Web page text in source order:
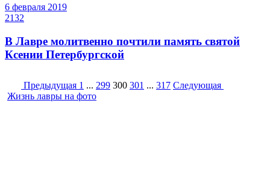
6 февраля 2019
2132
В Лавре молитвенно почтили память святой
Ксении Петербургской
Предыдущая 1 ... 299 300 301 ... 317 Следующая
Жизнь лавры на фото